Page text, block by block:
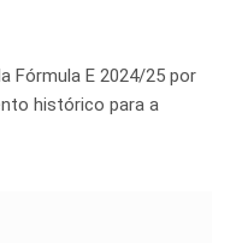
Fórmula E 2024/25 por
histórico para a